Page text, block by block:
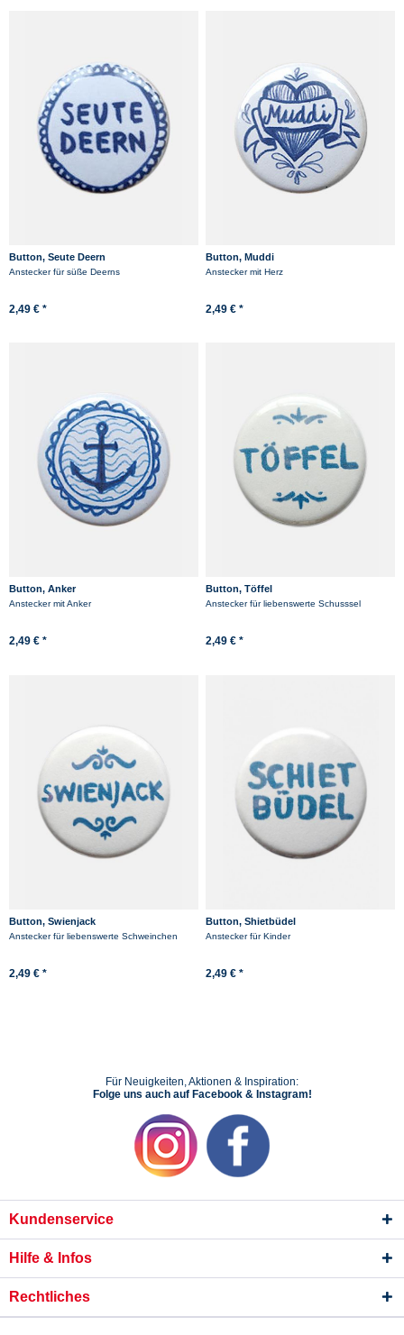
Button, Seute Deern
Anstecker für süße Deerns
2,49 € *
Button, Muddi
Anstecker mit Herz
2,49 € *
Button, Anker
Anstecker mit Anker
2,49 € *
Button, Töffel
Anstecker für liebenswerte Schusssel
2,49 € *
Button, Swienjack
Anstecker für liebenswerte Schweinchen
2,49 € *
Button, Shietbüdel
Anstecker für Kinder
2,49 € *
Für Neuigkeiten, Aktionen & Inspiration:
Folge uns auch auf Facebook & Instagram!
Kundenservice
Hilfe & Infos
Rechtliches